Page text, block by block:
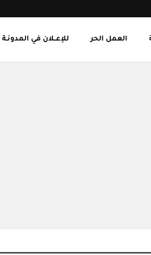
للإعــلان في المدونـة العمل الحر